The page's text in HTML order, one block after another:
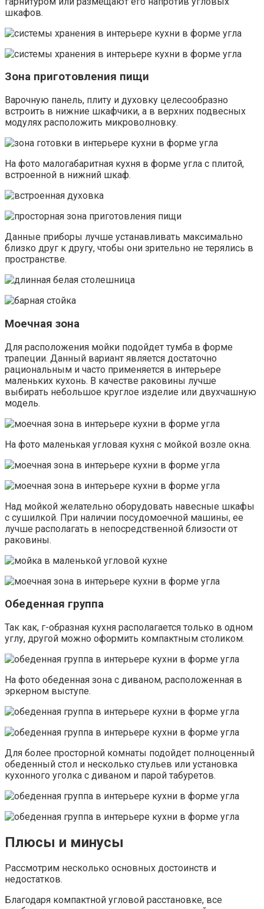
шкафов.
Зона приготовления пищи
Варочную панель, плиту и духовку целесообразно
встроить в нижние шкафчики, а в верхних подвесных
модулях расположить микроволновку.
На фото малогабаритная кухня в форме угла с плитой,
встроенной в нижний шкаф.
Данные приборы лучше устанавливать максимально
близко друг к другу, чтобы они зрительно не терялись в
пространстве.
Моечная зона
Для расположения мойки подойдет тумба в форме
трапеции. Данный вариант является достаточно
рациональным и часто применяется в интерьере
маленьких кухонь. В качестве раковины лучше
выбирать небольшое круглое изделие или двухчашную
модель.
На фото маленькая угловая кухня с мойкой возле окна.
Над мойкой желательно оборудовать навесные шкафы
с сушилкой. При наличии посудомоечной машины, ее
лучше располагать в непосредственной близости от
раковины.
Обеденная группа
Так как, г-образная кухня располагается только в одном
углу, другой можно оформить компактным столиком.
На фото обеденная зона с диваном, расположенная в
эркерном выступе.
Для более просторной комнаты подойдет полноценный
обеденный стол и несколько стульев или установка
кухонного уголка с диваном и парой табуретов.
Плюсы и минусы
Рассмотрим несколько основных достоинств и
недостатков.
Благодаря компактной угловой расстановке, все